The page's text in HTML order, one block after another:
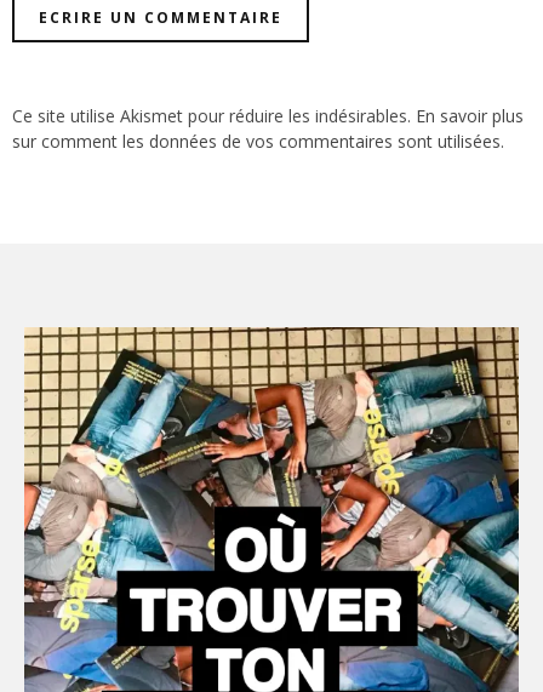
Ce site utilise Akismet pour réduire les indésirables. En savoir plus
sur comment les données de vos commentaires sont utilisées.